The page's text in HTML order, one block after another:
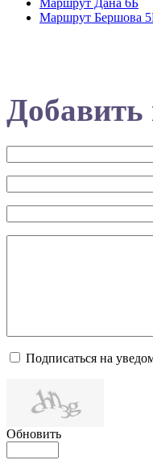
Маршрут Дана 6Б
Маршрут Бершова
Подписаться на
Обновить